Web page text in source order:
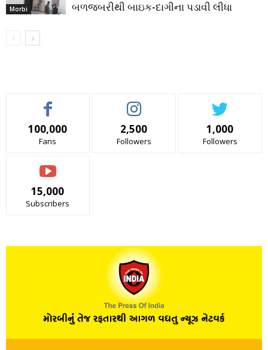
Morbi
બળજબરીથી બાઇક-દાગીના પડાવી લીધા
100,000
Fans
2,500
Followers
1,000
Followers
15,000
Subscribers